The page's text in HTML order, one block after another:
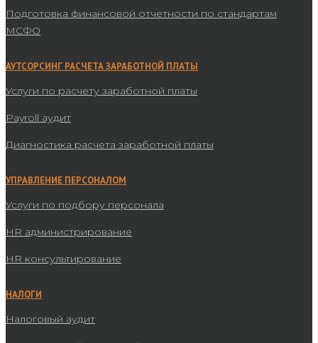
Подготовка финансовой отчетности по стандартам
МСФО
АУТСОРСИНГ РАСЧЕТА ЗАРАБОТНОЙ ПЛАТЫ
Услуги по расчету заработной платы
Payroll аудит
Диагностика расчета заработной платы
УПРАВЛЕНИЕ ПЕРСОНАЛОМ
Услуги по подбору персонала
HR администрирование
HR консультирование
НАЛОГИ
Налоговый аудит